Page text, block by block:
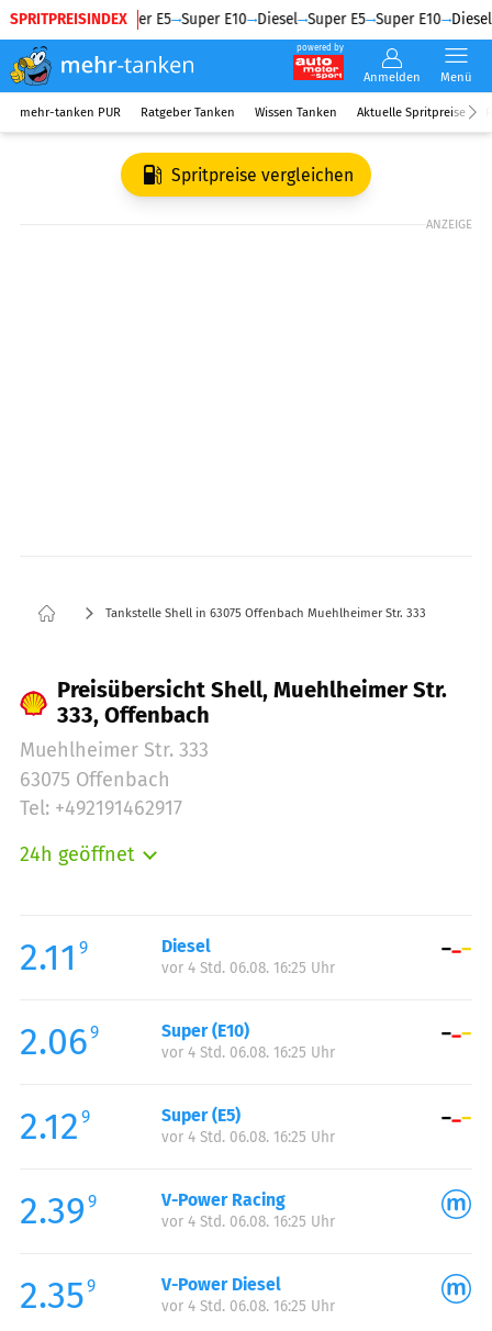
SPRITPREISINDEX
Diesel Super E5 Super E10 Diesel Super E5 Super E10 Diesel
powered by
Anmelden Menü
mehr-tanken PUR Ratgeber Tanken Wissen Tanken Aktuelle Spritpreise
Spritpreise vergleichen
ANZEIGE
Tankstelle Shell in 63075 Offenbach Muehlheimer Str. 333
Preisübersicht Shell, Muehlheimer Str.
333, Offenbach
Muehlheimer Str. 333
63075 Offenbach
Tel: +492191462917
24h geöffnet
Mittwoch:
00:00-24:00
Donnerstag:
Samstag:
00:00-24:00
Sonntag:
2.11 9 Diesel
vor 4 Std. 06.08. 16:25 Uhr
2.069 Super (E10)
vor 4 Std. 06.08. 16:25 Uhr
2.12 9 Super (E5)
vor 4 Std. 06.08. 16:25 Uhr
2.39 9 V-Power Racing
vor 4 Std. 06.08. 16:25 Uhr
2.359 V-Power Diesel
vor 4 Std. 06.08. 16:25 Uhr